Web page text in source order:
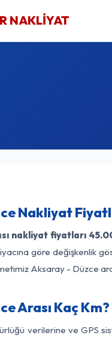
NAKLİYAT
Nakliyat
nakliyat fiyatları
göre değişkenlik
Aksaray - Düzce
Arası Kaç Km?
verilerine ve GPS